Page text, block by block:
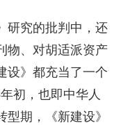
研究的批判中，还
物、对胡适派资产
设》都充当了一个
初，也即中华人
期，《新建设》